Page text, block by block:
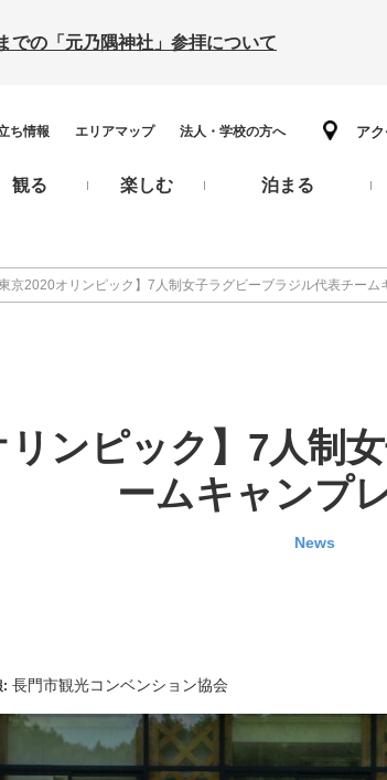
での「元乃隅神社」参拝について
ち情報 エリアマップ 法人・学校の方へ ア
観る 楽しむ 泊まる
東京2020オリンピック】7人制女子ラグビーブラジル代表チーム
リンピック】7人制
ームキャンプ
News
: 長門市観光コンベンション協会